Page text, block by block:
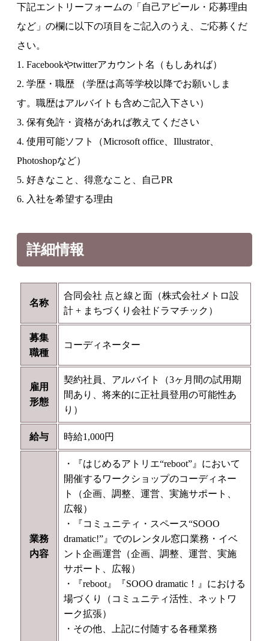
下記エントリーフォームの「自己アピール・応募理由
など」の欄に以下の項目をご記入のうえ、ご応募くだ
さい。
1. Facebookやtwitterアカウント名（もしあれば）
2. 学歴・職歴 （学歴は高等学校以降でお願いしま
す。職歴はアルバイトも含めご記入下さい）
3. 保有免許・資格があれば教えてください
4. 使用可能ソフト（Microsoft office、Illustrator、
Photoshopなど）
5. 好きなこと、得意なこと、自己PR
6. 入社を希望する理由
詳細情報
名称
合同会社 点と線と面（株式会社メトロ設
計 + まちづくり会社ドラマチック）
募集
職種
コーディネーター
雇用
形態
契約社員、アルバイト（3ヶ月間の試用期
間あり、将来的に正社員登用の可能性あ
り）
給与 時給1,000円
業務
内容
・『はじめるアトリエ“reboot”』において
開催するワークショップのコーディネー
ト（企画、調整、運営、実施サポート、
広報）
・『コミュニティ・スペース“SOOO
dramatic!”』でのレンタル窓口業務・イベ
ント企画運営（企画、調整、運営、実施
サポート、広報）
・『reboot』『SOOO dramatic！』における
場づくり（コミュニティ活性、ネットワ
ーク拡張）
・その他、上記に付随する各種業務